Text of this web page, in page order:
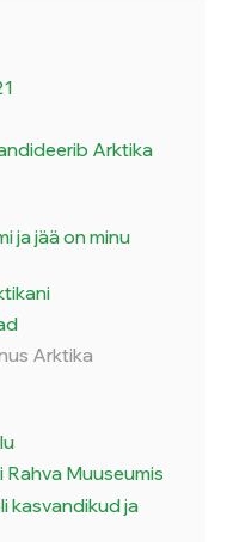
Arktika
ja jää on minu
Arktika
Muuseumis
kasvandikud ja